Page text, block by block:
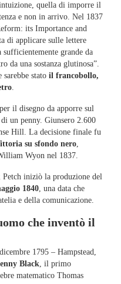
quella di imporre il
e non in arrivo. Nel 1837
its Importance and
di applicare sulle lettere
grande da
da una sostanza glutinosa”.
stato il francobollo,
.
il disegno da apporre sul
un penny. Giunsero 2.600
Hill. La decisione finale fu
su sfondo nero,
Wyon nel 1837.
iniziò la produzione del
1840, una data che
e della comunicazione.
che inventò il
1795 – Hampstead,
Black, il primo
matematico Thomas